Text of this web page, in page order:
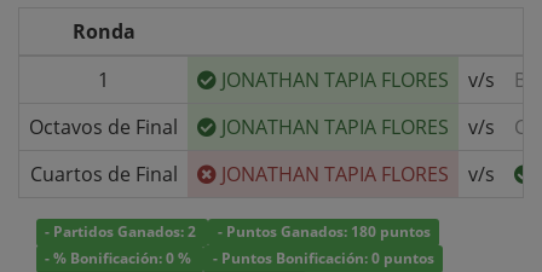
Ronda
1
JONATHAN TAPIA FLORES v/s
Octavos de Final
JONATHAN TAPIA FLORES v/s
Cuartos de Final
JONATHAN TAPIA FLORES v/s
- Partidos Ganados: 2
- Puntos Ganados: 180 puntos
- % Bonificación: 0 %
- Puntos Bonificación: 0 puntos